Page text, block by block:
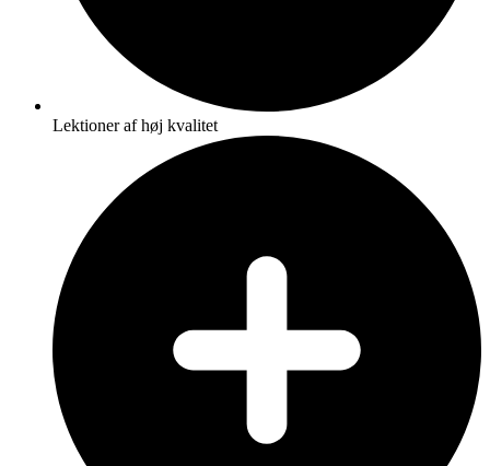
Lektioner af høj kvalitet